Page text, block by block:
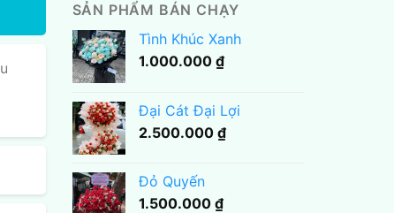
SẢN PHẨM BÁN CHẠY
Tình Khúc Xanh
1.000.000 ₫
Đại Cát Đại Lợi
2.500.000 ₫
Đỏ Quyến
1.500.000 ₫